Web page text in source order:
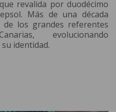
revalida por duodécimo
Más de una década
de los grandes referentes
evolucionando
identidad.